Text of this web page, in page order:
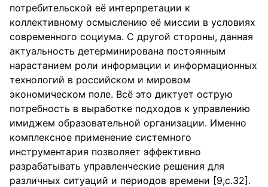
потребительской её интерпретации к
коллективному осмыслению её миссии в условиях
современного социума. С другой стороны, данная
актуальность детерминирована постоянным
нарастанием роли информации и информационных
технологий в российском и мировом
экономическом поле. Всё это диктует острую
потребность в выработке подходов к управлению
имиджем образовательной организации. Именно
комплексное применение системного
инструментария позволяет эффективно
разрабатывать управленческие решения для
различных ситуаций и периодов времени [9,с.32].